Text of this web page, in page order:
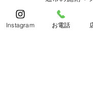
小顔・姿勢・
Instagram お電話